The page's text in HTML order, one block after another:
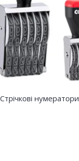
Стрічкові нумератори